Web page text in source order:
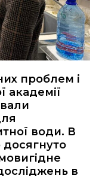
проблем і
академії
води. В
досягнуто
в